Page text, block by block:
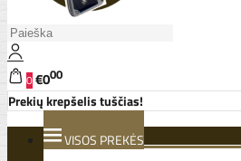
0€000
Prekių krepšelis tuščias!
VISOS PREKĖS